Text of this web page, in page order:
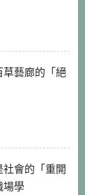
藝廊的「絕
會的「重開
場學